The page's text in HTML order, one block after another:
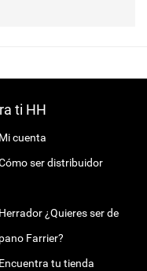
ti HH
Mi cuenta
ser distribuidor
Herrador ¿Quieres ser de
Farrier?
Encuentra tu tienda